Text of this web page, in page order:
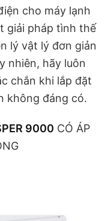
cho máy lạnh
giải pháp tình thế
lý vật lý đơn giản
nhiên, hãy luôn
chắn khi lắp đặt
không đáng có.
9000 CÓ ÁP